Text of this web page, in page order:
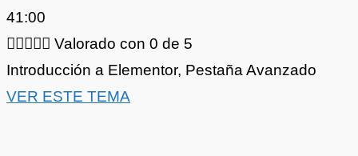
41:00
 Valorado con 0 de 5
Introducción a Elementor, Pestaña Avanzado
VER ESTE TEMA